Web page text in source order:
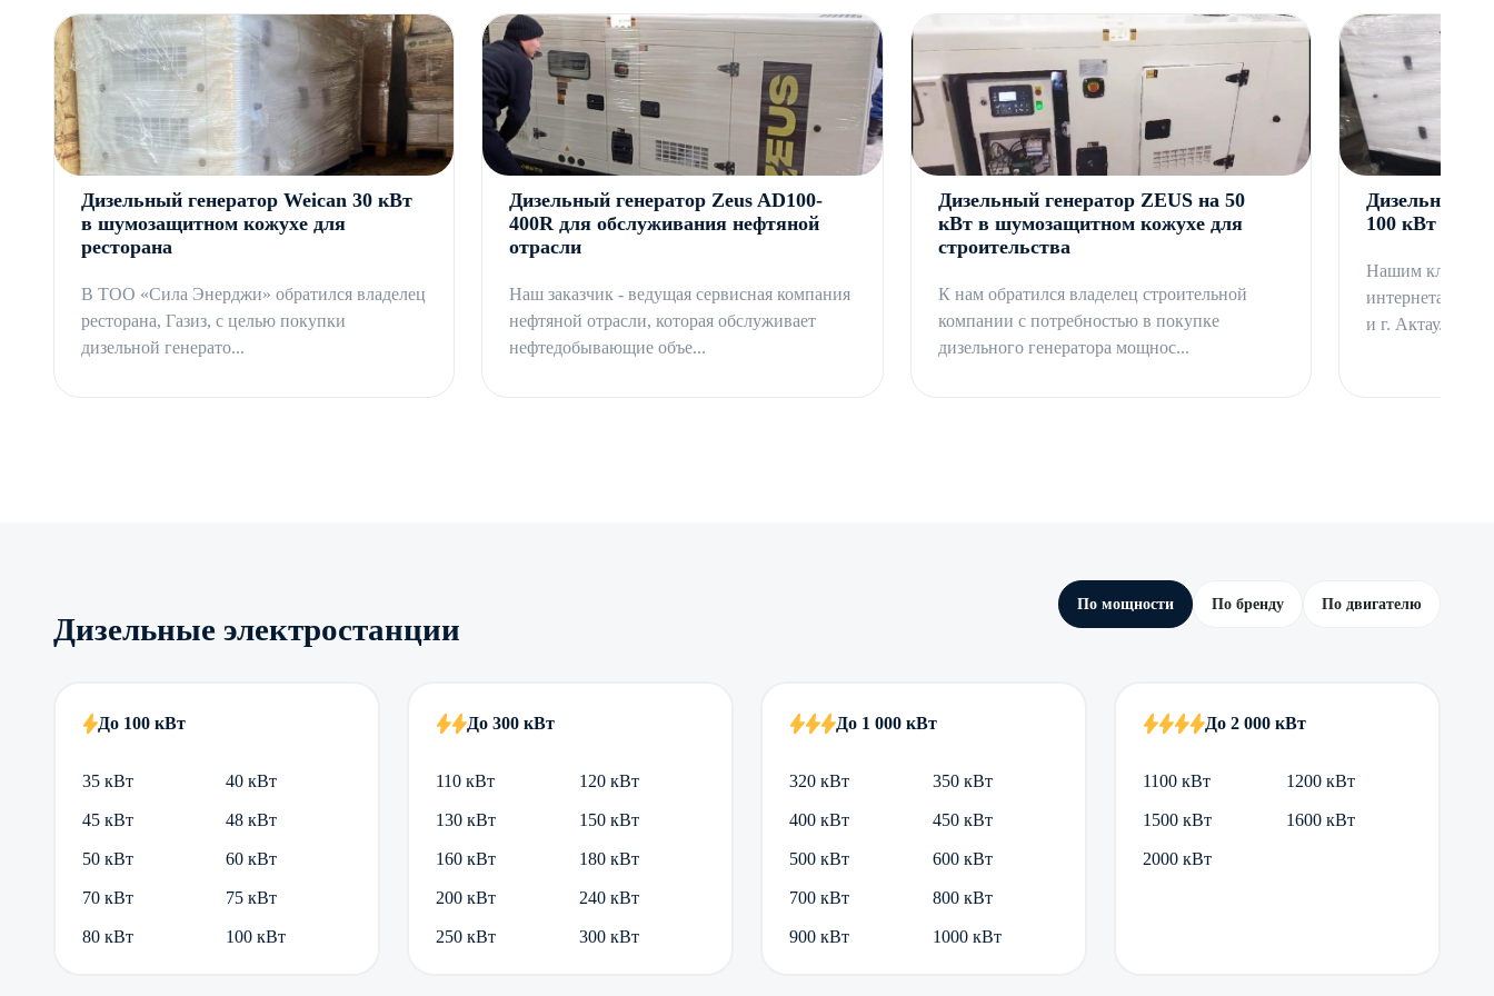
Дизельный генератор Weican 30 кВт
в шумозащитном кожухе для
ресторана
В ТОО «Сила Энерджи» обратился владелец
ресторана, Газиз, с целью покупки
дизельной генерато...
Дизельный генератор Zeus AD100-
400R для обслуживания нефтяной
отрасли
Наш заказчик - ведущая сервисная компания
нефтяной отрасли, которая обслуживает
нефтедобывающие объе...
Дизельный генератор ZEUS на 50
кВт в шумозащитном кожухе для
строительства
К нам обратился владелец строительной
компании с потребностью в покупке
дизельного генератора мощнос...
Дизельный
100 кВт для
Нашим
интернета и
и г. Актау.
Дизельные электростанции
По мощности По бренду По двигателю
До 100 кВт
35 кВт 40 кВт
45 кВт 48 кВт
50 кВт 60 кВт
70 кВт 75 кВт
80 кВт 100 кВт
До 300 кВт
110 кВт 120 кВт
130 кВт 150 кВт
160 кВт 180 кВт
200 кВт 240 кВт
250 кВт 300 кВт
До 1 000 кВт
320 кВт 350 кВт
400 кВт 450 кВт
500 кВт 600 кВт
700 кВт 800 кВт
900 кВт 1000 кВт
До 2 000 кВт
1100 кВт 1200 кВт
1500 кВт 1600 кВт
2000 кВт